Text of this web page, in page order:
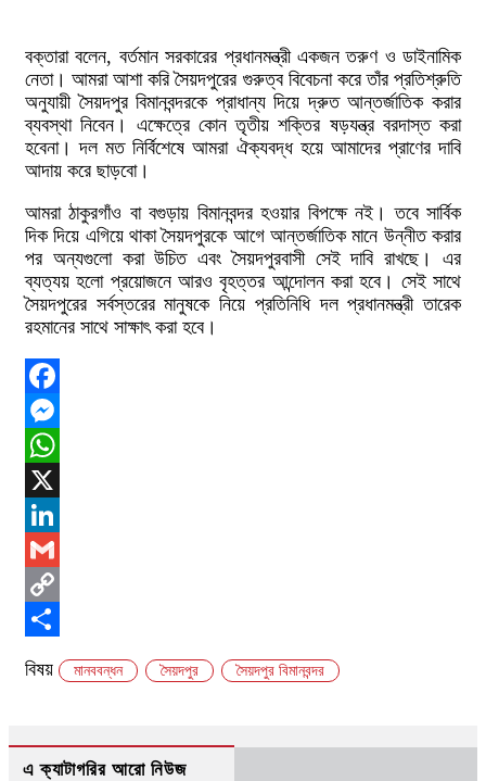
বক্তারা বলেন, বর্তমান সরকারের প্রধানমন্ত্রী একজন তরুণ ও ডাইনামিক
নেতা। আমরা আশা করি সৈয়দপুরের গুরুত্ব বিবেচনা করে তাঁর প্রতিশ্রুতি
অনুযায়ী সৈয়দপুর বিমানবন্দরকে প্রাধান্য দিয়ে দ্রুত আন্তর্জাতিক করার
ব্যবস্থা নিবেন। এক্ষেত্রে কোন তৃতীয় শক্তির ষড়যন্ত্র বরদাস্ত করা
হবেনা। দল মত নির্বিশেষে আমরা ঐক্যবদ্ধ হয়ে আমাদের প্রাণের দাবি
আদায় করে ছাড়বো।
আমরা ঠাকুরগাঁও বা বগুড়ায় বিমানবন্দর হওয়ার বিপক্ষে নই। তবে সার্বিক
দিক দিয়ে এগিয়ে থাকা সৈয়দপুরকে আগে আন্তর্জাতিক মানে উন্নীত করার
পর অন্যগুলো করা উচিত এবং সৈয়দপুরবাসী সেই দাবি রাখছে। এর
ব্যত্যয় হলো প্রয়োজনে আরও বৃহত্তর আন্দোলন করা হবে। সেই সাথে
সৈয়দপুরের সর্বস্তরের মানুষকে নিয়ে প্রতিনিধি দল প্রধানমন্ত্রী তারেক
রহমানের সাথে সাক্ষাৎ করা হবে।
Facebook
Messenger
WhatsApp
X
LinkedIn
Gmail
Copy
Link
Share
বিষয় মানববন্ধন সৈয়দপুর সৈয়দপুর বিমানবন্দর
এ ক্যাটাগরির আরো নিউজ